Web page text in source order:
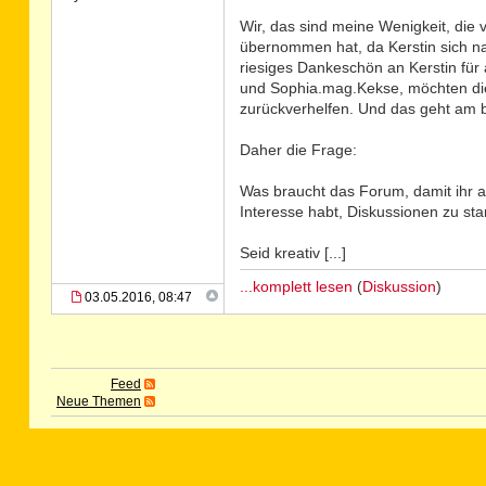
03.05.2016, 08:47
Wir, das sind meine Wenigkeit, die
übernommen hat, da Kerstin sich
riesiges Dankeschön an Kerstin
und Sophia.mag.Kekse, möchten
zurückverhelfen. Und das geht am
Daher die Frage:
Was braucht das Forum, damit ihr
Interesse habt, Diskussionen zu
Seid kreativ [...]
...komplett lesen (Diskussion)
Feed
Neue Themen